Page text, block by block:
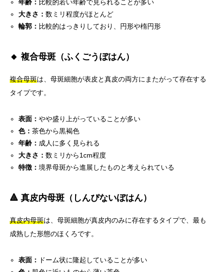
年齢： 比較的若い年齢で見られることが多い
大きさ：数ミリ程度がほとんど
輪郭： 比較的はっきりしており、円形や楕円形
🔸 複合母斑（ふくごうぼはん）
複合母斑は、母斑細胞が表皮と真皮の両方にまたがって存在する
タイプです。
表面：やや盛り上がっていることが多い
色：茶色から黒褐色
年齢： 成人に多く見られる
大きさ：数ミリから1cm程度
特徴：境界母斑から進展したものと考えられている
🔺 真皮内母斑（しんぴないぼはん）
真皮内母斑は、母斑細胞が真皮内のみに存在するタイプで、最も
成熟した形態のほくろです。
表面：
ドーム状に隆起していることが多い